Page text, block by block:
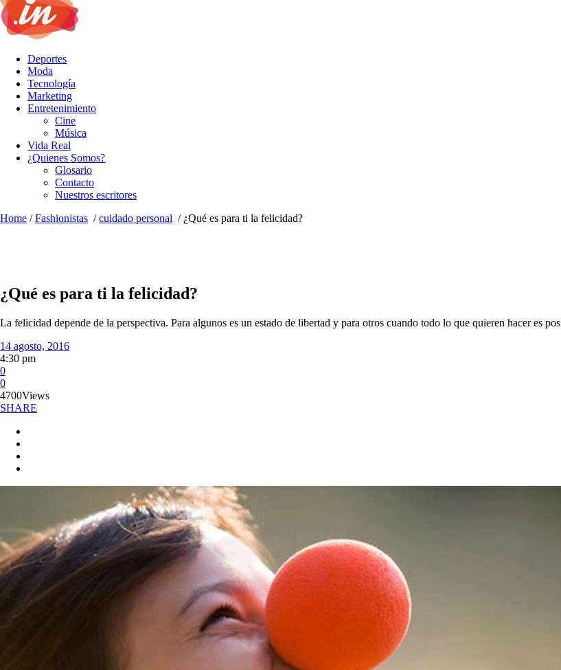
Deportes
Moda
Tecnología
Marketing
Entretenimiento
Cine
Música
Vida Real
¿Quienes Somos?
Glosario
Contacto
Nuestros escritores
Home /Fashionistas /cuidado personal / ¿Qué es para ti la felicidad?
¿Qué es para ti la felicidad?
La felicidad depende de la perspectiva. Para algunos es un estado de libertad y para otros cuando todo lo que quieren hacer es
14 agosto, 2016
4:30 pm
0
0
4700Views
SHARE